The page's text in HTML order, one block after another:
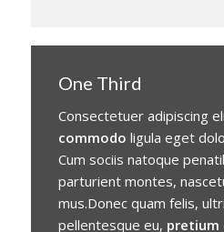
One Third
Consectetuer adipiscing
commodo ligula eget
Cum sociis natoque
parturient montes,
mus.Donec quam felis,
pellentesque eu, pretium